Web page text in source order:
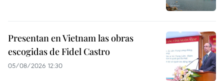
Presentan en Vietnam las obras
escogidas de Fidel Castro
05/08/2026 12:30